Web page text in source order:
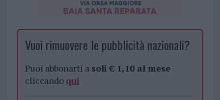
Vuoi rimuovere le pubblicità nazionali?
Puoi abbonarti a soli € 1,10 al mese
cliccando qui